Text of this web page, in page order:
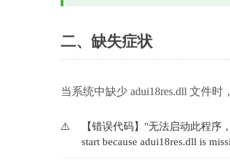
二、缺失症状
当系统中缺少 adui18res.dll 文件时
【错误代码】"无法启动此程序
start because adui18res.dll is